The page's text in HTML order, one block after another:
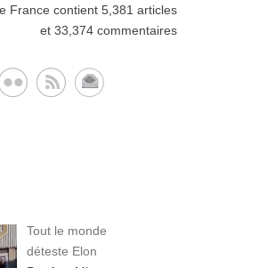
France contient 5,381 articles
et 33,374 commentaires
Tout le monde
déteste Elon